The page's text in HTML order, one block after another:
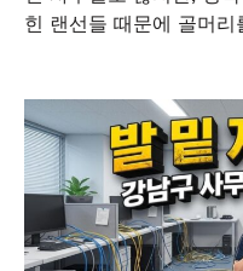
힌 랜선들 때문에 골머